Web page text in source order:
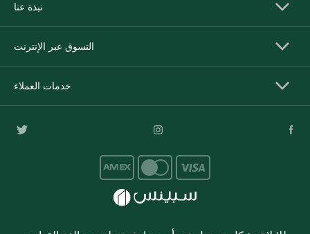
نبذة عنا
التسوق عبر الإنترنت
خدمات العملاء